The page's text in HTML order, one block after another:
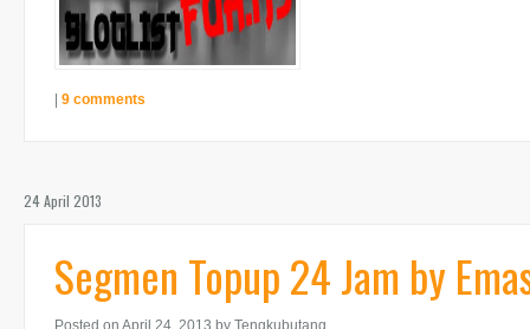
| 9 comments
24 April 2013
Segmen Topup 24 Jam by
Posted on April 24, 2013 by Tengkubutang